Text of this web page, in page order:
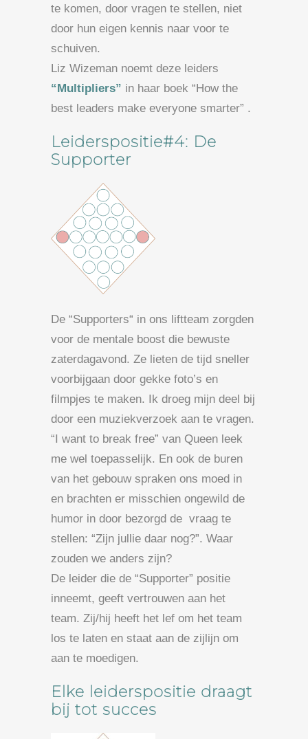
te komen, door vragen te stellen, niet
door hun eigen kennis naar voor te
schuiven.
Liz Wizeman noemt deze leiders
“Multipliers” in haar boek “How the
best leaders make everyone smarter” .
Leiderspositie#4: De
Supporter
De “Supporters“ in ons liftteam zorgden
voor de mentale boost die bewuste
zaterdagavond. Ze lieten de tijd sneller
voorbijgaan door gekke foto’s en
filmpjes te maken. Ik droeg mijn deel bij
door een muziekverzoek aan te vragen.
“I want to break free” van Queen leek
me wel toepasselijk. En ook de buren
van het gebouw spraken ons moed in
en brachten er misschien ongewild de
humor in door bezorgd de vraag te
stellen: “Zijn jullie daar nog?”. Waar
zouden we anders zijn?
De leider die de “Supporter” positie
inneemt, geeft vertrouwen aan het
team. Zij/hij heeft het lef om het team
los te laten en staat aan de zijlijn om
aan te moedigen.
Elke leiderspositie draagt
bij tot succes